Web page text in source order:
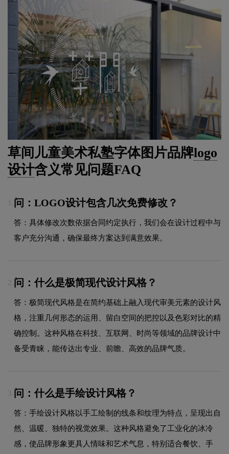
草间儿童美术私塾字体图片品牌logo
设计含义常见问题FAQ
问：LOGO设计包含几次免费修改？
答：具体修改次数依据合同约定执行，我们会在设计过程中与
客户充分沟通，确保最终方案达到满意效果。
2. 问：什么是极简现代设计风格？
答：极简现代风格是在简约基础上融入现代审美元素的设计风
格，注重几何形态的运用、留白空间的把控以及色彩对比的精
确控制。这种风格在科技、互联网、时尚等领域的品牌设计中
备受青睐，能传达出专业、前瞻、高效的品牌气质。
3. 问：什么是手绘设计风格？
答：手绘设计风格以手工绘制的线条和纹理为特点，呈现出自
然、温暖、独特的视觉效果。这种风格避免了工业化的冰冷
感，使品牌形象更具人情味和艺术气息，特别适合餐饮、手